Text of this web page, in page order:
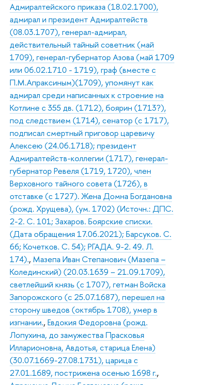
Адмиралтейского приказа (18.02.1700),
адмирал и президент Адмиралтейств
(08.03.1707), генерал-адмирал,
действительный тайный советник (май
1709), генерал-губернатор Азова (май 1709
или 06.02.1710 - 1719), граф (вместе с
П.М.Апраксиным)(1709), упомянут как
адмирал среди написанных к строение на
Котлине с 355 дв. (1712), боярин (1713?),
под следствием (1714), сенатор (с 1717),
подписал смертный приговор царевичу
Алексею (24.06.1718); президент
Адмиралтейств-коллегии (1717), генерал-
губернатор Ревеля (1719, 1720), член
Верховного тайного совета (1726), в
отставке (с 1727). Жена Домна Богдановна
(рожд. Хрущева), (ум. 1702) (Источн.: ДПС.
2-2. С. 101; Захаров. Боярские списки.
(Дата обращения 17.06.2021); Барсуков. С.
66; Кочетков. С. 54); РГАДА. 9-2. 49. Л.
174)., Мазепа Иван Степанович (Мазепа –
Колединский) (20.03.1639 – 21.09.1709),
светлейший князь (с 1707), гетман Войска
Запорожского (с 25.07.1687), перешел на
сторону шведов (октябрь 1708), умер в
изгнании., Евдокия Федоровна (рожд.
Лопухина, до замужества Прасковья
Илларионовна, Авдотья, старица Елена)
(30.07.1669-27.08.1731), царица с
27.01.1689, пострижена осенью 1698 г.,